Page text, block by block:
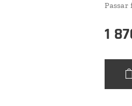
Passar
1